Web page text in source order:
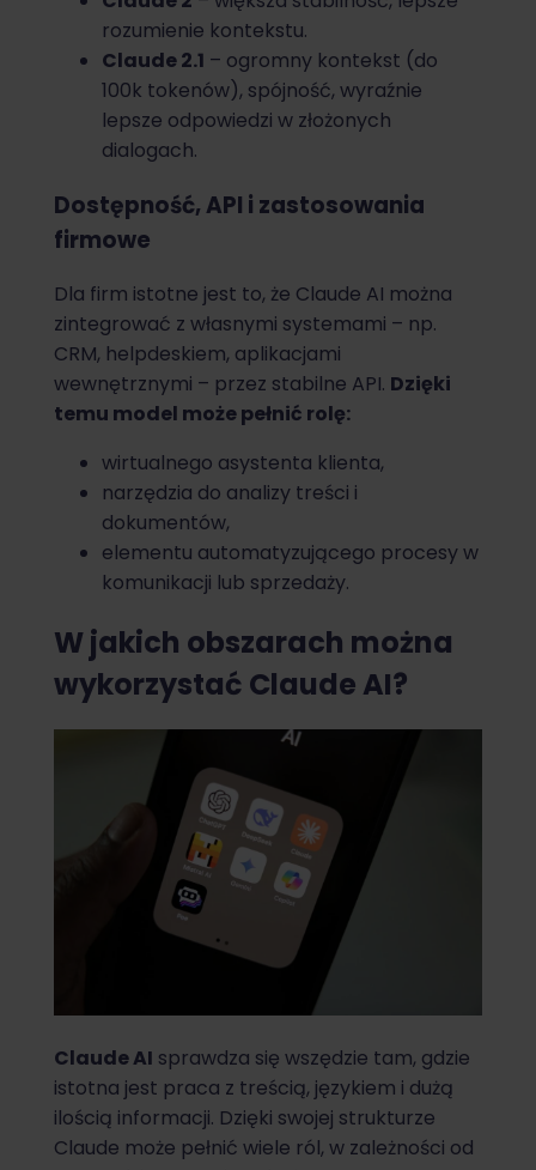
rozumienie kontekstu.
Claude 2.1 – ogromny kontekst (do
100k tokenów), spójność, wyraźnie
lepsze odpowiedzi w złożonych
dialogach.
Dostępność, API i zastosowania
firmowe
Dla firm istotne jest to, że Claude AI można
zintegrować z własnymi systemami – np.
CRM, helpdeskiem, aplikacjami
wewnętrznymi – przez stabilne API. Dzięki
temu model może pełnić rolę:
wirtualnego asystenta klienta,
narzędzia do analizy treści i
dokumentów,
elementu automatyzującego procesy w
komunikacji lub sprzedaży.
W jakich obszarach można
wykorzystać Claude AI?
Claude AI sprawdza się wszędzie tam, gdzie
istotna jest praca z treścią, językiem i dużą
ilością informacji. Dzięki swojej strukturze
Claude może pełnić wiele ról, w zależności od